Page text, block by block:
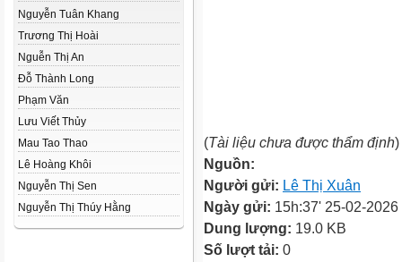
Nguyễn Tuân Khang
Trương Thị Hoài
Nguễn Thị An
Đỗ Thành Long
Phạm Văn
Lưu Viết Thủy
Mau Tao Thao
Lê Hoàng Khôi
Nguyễn Thị Sen
Nguyễn Thị Thúy Hằng
(Tài liệu chưa được thẩm định)
Nguồn:
Người gửi: Lê Thị Xuân
Ngày gửi: 15h:37' 25-02-2026
Dung lượng: 19.0 KB
Số lượt tải: 0